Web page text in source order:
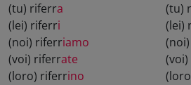
(tu) riferra
(lei) riferri
(noi) riferriamo
(voi) riferrate
(loro) riferrino
(tu)
(lei)